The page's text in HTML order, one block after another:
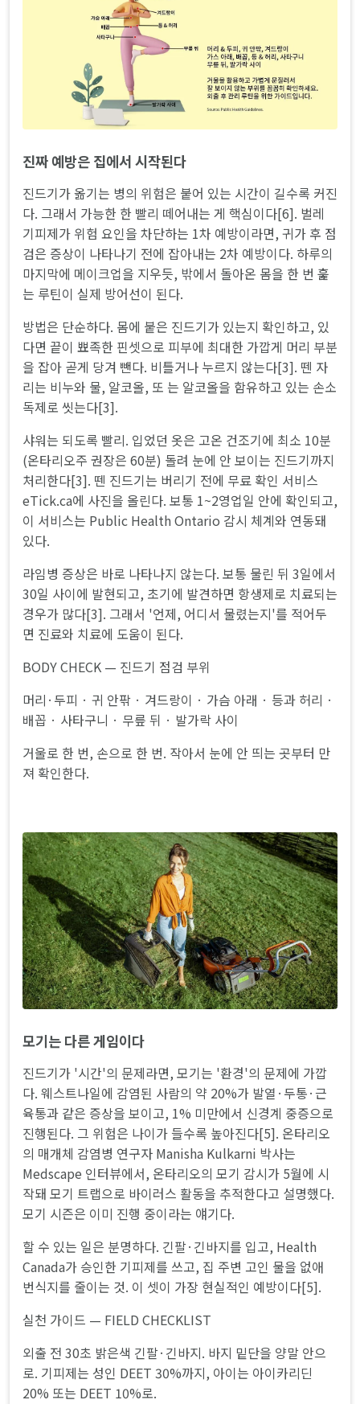
진짜 예방은 집에서 시작된다
진드기가 옮기는 병의 위험은 붙어 있는 시간이 길수록 커진
다. 그래서 가능한 한 빨리 떼어내는 게 핵심이다[6]. 벌레
기피제가 위험 요인을 차단하는 1차 예방이라면, 귀가 후 점
검은 증상이 나타나기 전에 잡아내는 2차 예방이다. 하루의
마지막에 메이크업을 지우듯, 밖에서 돌아온 몸을 한 번 훑
는 루틴이 실제 방어선이 된다.
방법은 단순하다. 몸에 붙은 진드기가 있는지 확인하고, 있
다면 끝이 뾰족한 핀셋으로 피부에 최대한 가깝게 머리 부분
을 잡아 곧게 당겨 뺀다. 비틀거나 누르지 않는다[3]. 뗀 자
리는 비누와 물, 알코올, 또 는 알코올을 함유하고 있는 손소
독제로 씻는다[3].
샤워는 되도록 빨리. 입었던 옷은 고온 건조기에 최소 10분
(온타리오주 권장은 60분) 돌려 눈에 안 보이는 진드기까지
처리한다[3]. 뗀 진드기는 버리기 전에 무료 확인 서비스
eTick.ca에 사진을 올린다. 보통 1~2영업일 안에 확인되고,
이 서비스는 Public Health Ontario 감시 체계와 연동돼
있다.
라임병 증상은 바로 나타나지 않는다. 보통 물린 뒤 3일에서
30일 사이에 발현되고, 초기에 발견하면 항생제로 치료되는
경우가 많다[3]. 그래서 '언제, 어디서 물렸는지'를 적어두
면 진료와 치료에 도움이 된다.
BODY CHECK — 진드기 점검 부위
머리·두피 · 귀 안팎 · 겨드랑이 · 가슴 아래 · 등과 허리 ·
배꼽 · 사타구니 · 무릎 뒤 · 발가락 사이
거울로 한 번, 손으로 한 번. 작아서 눈에 안 띄는 곳부터 만
져 확인한다.
모기는 다른 게임이다
진드기가 '시간'의 문제라면, 모기는 '환경'의 문제에 가깝
다. 웨스트나일에 감염된 사람의 약 20%가 발열·두통·근
육통과 같은 증상을 보이고, 1% 미만에서 신경계 중증으로
진행된다. 그 위험은 나이가 들수록 높아진다[5]. 온타리오
의 매개체 감염병 연구자 Manisha Kulkarni 박사는
Medscape 인터뷰에서, 온타리오의 모기 감시가 5월에 시
작돼 모기 트랩으로 바이러스 활동을 추적한다고 설명했다.
모기 시즌은 이미 진행 중이라는 얘기다.
할 수 있는 일은 분명하다. 긴팔·긴바지를 입고, Health
Canada가 승인한 기피제를 쓰고, 집 주변 고인 물을 없애
번식지를 줄이는 것. 이 셋이 가장 현실적인 예방이다[5].
실천 가이드 — FIELD CHECKLIST
외출 전 30초 밝은색 긴팔·긴바지. 바지 밑단을 양말 안으
로. 기피제는 성인 DEET 30%까지, 아이는 아이카리딘
20% 또는 DEET 10%로.